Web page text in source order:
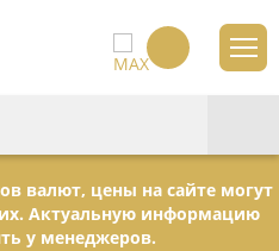
валют, цены на сайте могут
Актуальную информацию
у менеджеров.